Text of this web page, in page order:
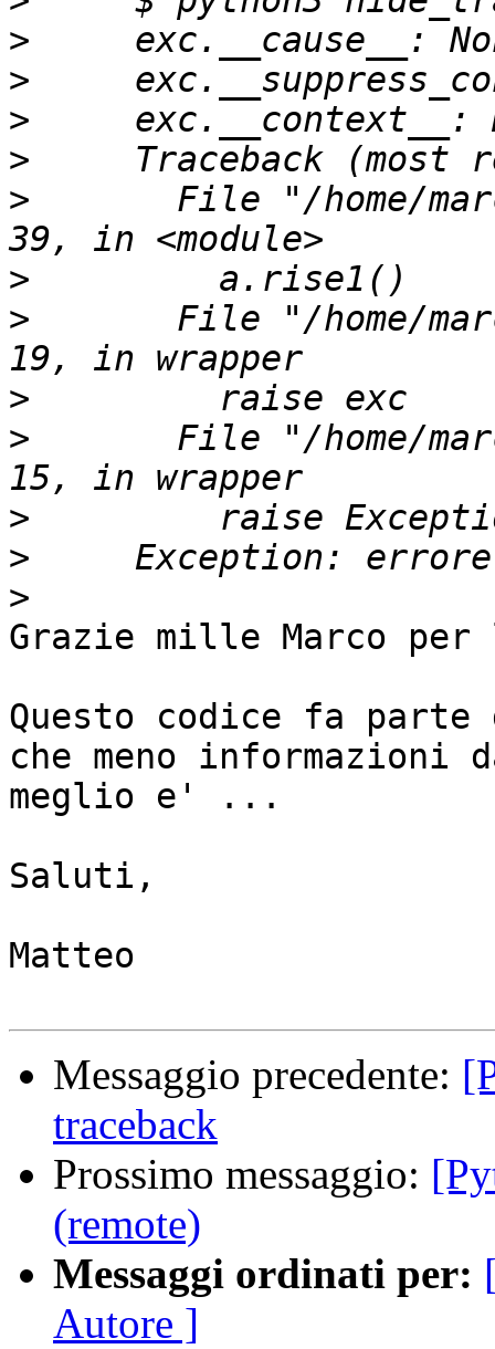
>
>
>
>
> File "/home/
>
> File "/home/
>
> File "/home/
>
>
>
Grazie mille Marco
Questo codice fa
che meno informazioni
meglio e' ...
Saluti,
Matteo
Messaggio precedente:
traceback
Prossimo messaggio:
(remote)
Messaggi ordinati per:
Autore ]